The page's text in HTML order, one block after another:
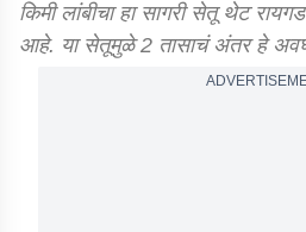
किमी लांबीचा हा सागरी सेतू थेट
आहे. या सेतूमुळे 2 तासाचं अंतर हे